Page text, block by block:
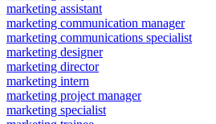
marketing assistant
marketing communication manager
marketing communications specialist
marketing designer
marketing director
marketing intern
marketing project manager
marketing specialist